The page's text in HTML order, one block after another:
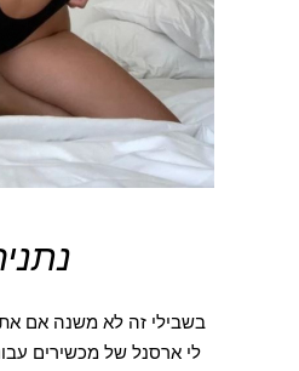
בשבילי זה לא משנה אם
לי ארסנל של מכשירים